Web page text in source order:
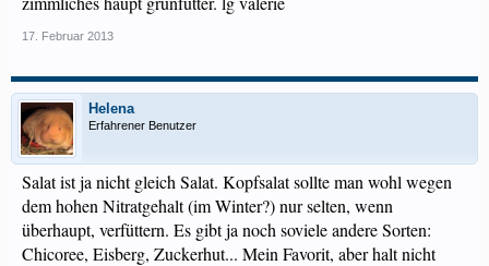
17. Februar 2013
Helena
Erfahrener Benutzer
Salat ist ja nicht gleich Salat. Kopfsalat sollte man wohl wegen
dem hohen Nitratgehalt (im Winter?) nur selten, wenn
überhaupt, verfüttern. Es gibt ja noch soviele andere Sorten:
Chicoree, Eisberg, Zuckerhut... Mein Favorit, aber halt nicht